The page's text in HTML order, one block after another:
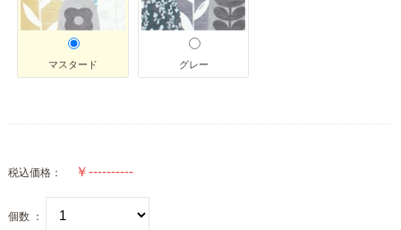
マスタード グレー
税込価格：
個数 ：